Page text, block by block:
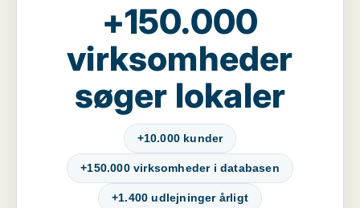
+150.000
virksomheder
søger lokaler
+10.000 kunder
+150.000 virksomheder i databasen
+1.400 udlejninger årligt